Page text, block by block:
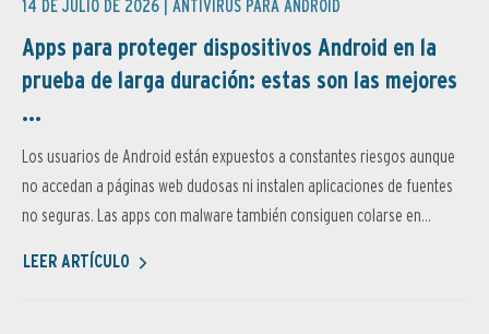
14 DE JULIO DE 2026 | ANTIVIRUS PARA ANDROID
Apps para proteger dispositivos Android en la
prueba de larga duración: estas son las mejores
...
Los usuarios de Android están expuestos a constantes riesgos aunque
no accedan a páginas web dudosas ni instalen aplicaciones de fuentes
no seguras. Las apps con malware también consiguen colarse en...
LEER ARTÍCULO